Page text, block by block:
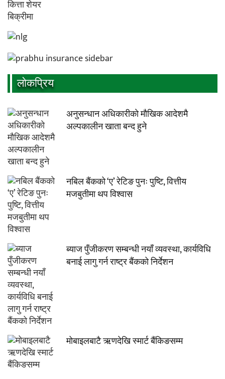
लाेकप्रिय
अनुसन्धान अधिकारीकाे माैखिक आदेशमै
अल्पकालीन खाता बन्द हुने
नबिल बैंकको ‘ए’ रेटिङ पुनः पुष्टि, वित्तीय
मजबुतीमा थप विश्वास
ब्याज पुँजीकरण सम्बन्धी नयाँ व्यवस्था, कार्यविधि
बनाई लागु गर्न राष्ट्र बैंकको निर्देशन
मोबाइलबाटै ऋणदेखि स्मार्ट बैंकिङसम्म